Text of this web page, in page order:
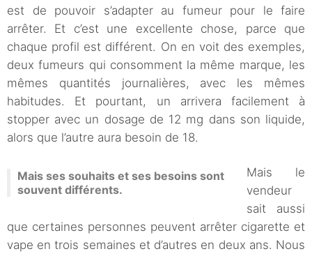
est de pouvoir s’adapter au fumeur pour le faire
arrêter. Et c’est une excellente chose, parce que
chaque profil est différent. On en voit des exemples,
deux fumeurs qui consomment la même marque, les
mêmes quantités journalières, avec les mêmes
habitudes. Et pourtant, un arrivera facilement à
stopper avec un dosage de 12 mg dans son liquide,
alors que l’autre aura besoin de 18.
Mais ses souhaits et ses besoins sont
souvent différents.
Mais le
vendeur
sait aussi
que certaines personnes peuvent arrêter cigarette et
vape en trois semaines et d’autres en deux ans. Nous